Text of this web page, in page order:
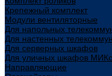
Крепежный комплект
Модули вентиляторные
Для напольных
Для настенных
Для серверных шкафов
Для уличных шкафов
Направляющие